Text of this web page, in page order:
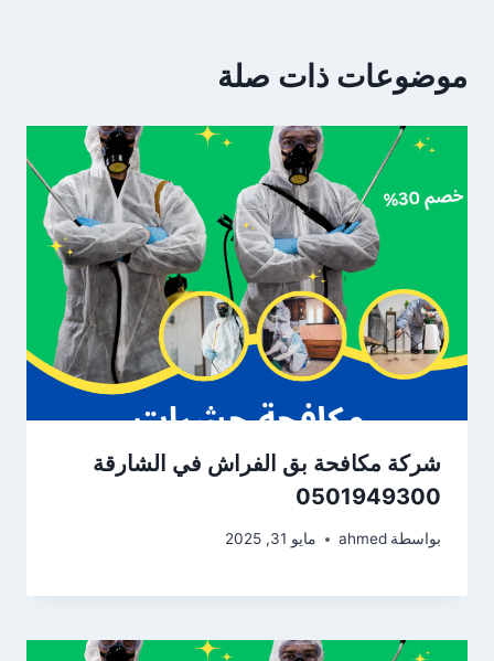
موضوعات ذات صلة
شركة مكافحة بق الفراش في الشارقة
0501949300
بواسطة ahmed مايو 31, 2025